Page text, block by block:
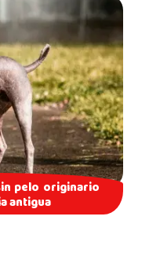
pelo originario
antigua